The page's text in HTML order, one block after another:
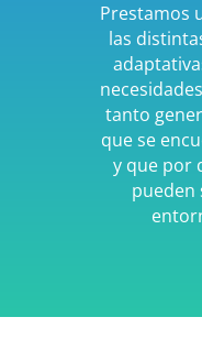
Prestamos
las
tanto
que se
y que por
pueden